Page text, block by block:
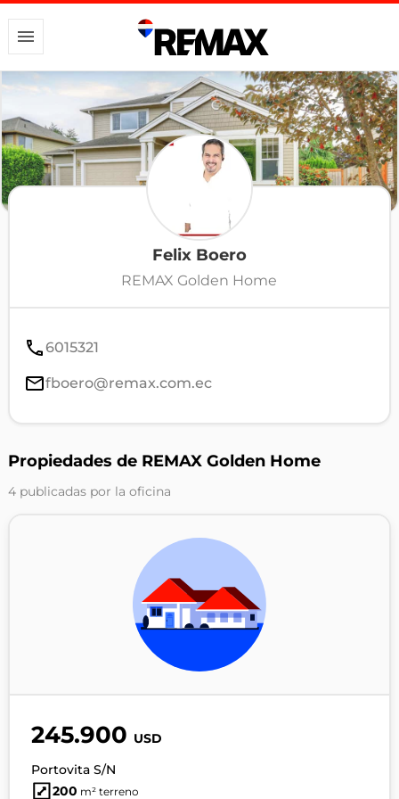
Felix Boero
REMAX Golden Home
6015321
fboero@remax.com.ec
Propiedades de REMAX Golden Home
4 publicadas por la oficina
245.900 USD
Portovita S/N
200 m² terreno